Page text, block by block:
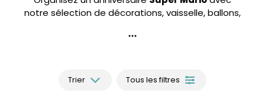
notre sélection de décorations, vaisselle, ballons,
Retrouvez Mario, Luigi, Peach et leurs amis pour
Trier Tous les filtres